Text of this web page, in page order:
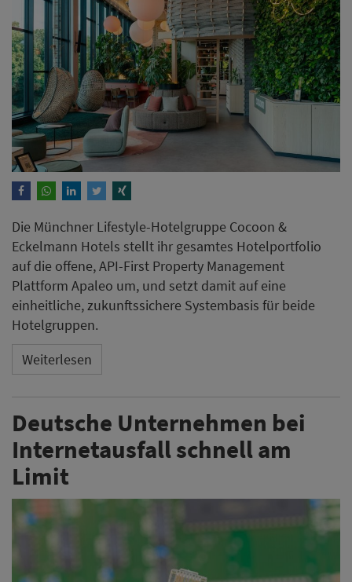
Die Münchner Lifestyle-Hotelgruppe Cocoon &
Eckelmann Hotels stellt ihr gesamtes Hotelportfolio
auf die offene, API-First Property Management
Plattform Apaleo um, und setzt damit auf eine
einheitliche, zukunftssichere Systembasis für beide
Hotelgruppen.
Weiterlesen
Deutsche Unternehmen bei
Internetausfall schnell am
Limit